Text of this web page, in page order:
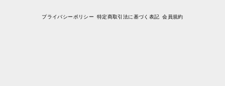
プライバシーポリシー 特定商取引法に基づく表記 会員規約